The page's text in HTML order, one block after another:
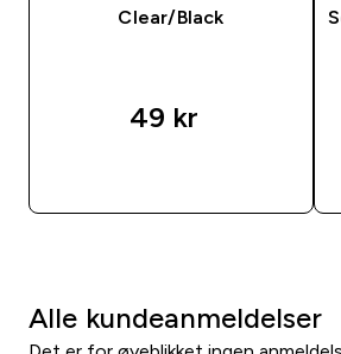
Clear/Black
49 kr‎
Alle kundeanmeldelser